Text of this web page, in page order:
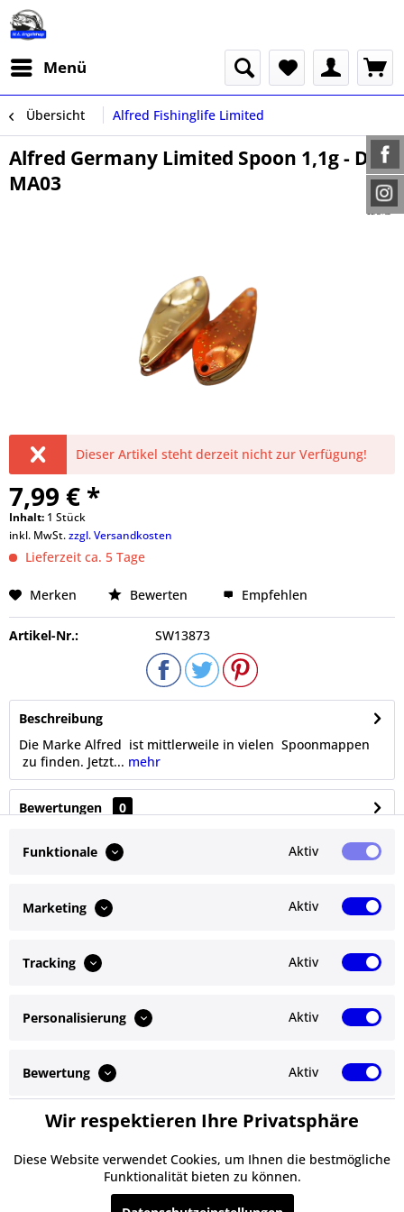
Menü
Übersicht Alfred Fishinglife Limited
Alfred Germany Limited Spoon 1,1g - DP
MA03
Dieser Artikel steht derzeit nicht zur Verfügung!
7,99 € *
Inhalt: 1 Stück
inkl. MwSt.zzgl. Versandkosten
Lieferzeit ca. 5 Tage
Merken Bewerten Empfehlen
Artikel-Nr.: SW13873
Beschreibung
Die Marke Alfred ist mittlerweile in vielen Spoonmappen
zu finden. Jetzt... mehr
Bewertungen
0
Kunden haben sich ebenfalls angesehen
Service Hotline
Shop Service
Informationen
* Alle Preise inkl. gesetzl. Mehrwertsteuer zzgl.Versandkosten
Funktionale Aktiv
Marketing Aktiv
Tracking Aktiv
Personalisierung Aktiv
Bewertung Aktiv
Service Aktiv
Wir respektieren Ihre Privatsphäre
Diese Website verwendet Cookies, um Ihnen die bestmögliche
Funktionalität bieten zu können.